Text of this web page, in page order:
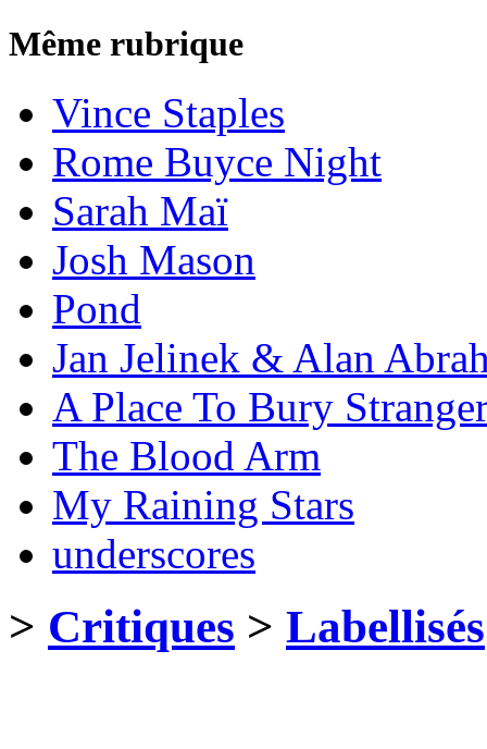
Même rubrique
Vince Staples
Rome Buyce Night
Sarah Maï
Josh Mason
Pond
Jan Jelinek & Alan
A Place To Bury
The Blood Arm
My Raining Stars
underscores
> Critiques > Labellisés